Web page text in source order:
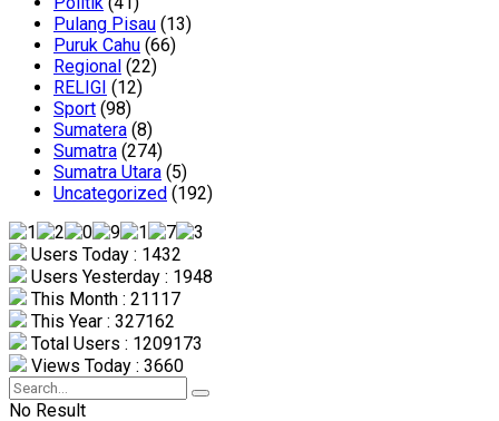
Pulang Pisau (13)
Puruk Cahu (66)
Regional (22)
RELIGI (12)
Sport (98)
Sumatera (8)
Sumatra (274)
Sumatra Utara (5)
Uncategorized (192)
Users Today : 1432
Users Yesterday : 1948
This Month : 21117
This Year : 327162
Total Users : 1209173
Views Today : 3660
No Result